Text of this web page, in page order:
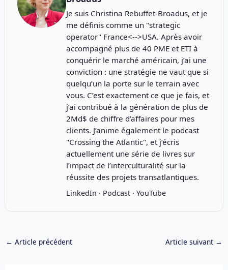
Je suis Christina Rebuffet-Broadus, et je
me définis comme un "strategic
operator" France<-->USA. Après avoir
accompagné plus de 40 PME et ETI à
conquérir le marché américain, j’ai une
conviction : une stratégie ne vaut que si
quelqu’un la porte sur le terrain avec
vous. C’est exactement ce que je fais, et
j’ai contribué à la génération de plus de
2Md$ de chiffre d’affaires pour mes
clients. J’anime également le podcast
"Crossing the Atlantic", et j’écris
actuellement une série de livres sur
l’impact de l’interculturalité sur la
réussite des projets transatlantiques.
LinkedIn · Podcast· YouTube
← Article précédent Article suivant →